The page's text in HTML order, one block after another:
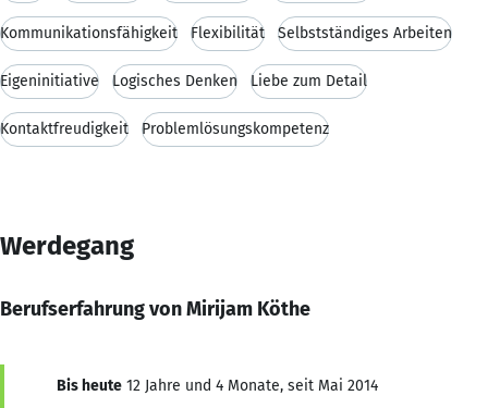
Kommunikationsfähigkeit Flexibilität Selbstständiges Arbeiten
Eigeninitiative Logisches Denken Liebe zum Detail
Kontaktfreudigkeit Problemlösungskompetenz
Werdegang
Berufserfahrung von Mirijam Köthe
Bis heute 12 Jahre und 4 Monate, seit Mai 2014